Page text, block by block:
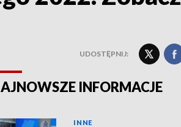
UDOSTĘPNIJ:
INFORMACJE
INNE